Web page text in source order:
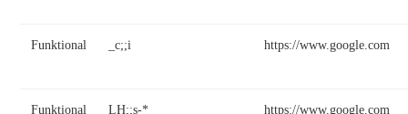
Funktional _c;;i https://www.google.com
Funktional LH;;s-* https://www.google.com